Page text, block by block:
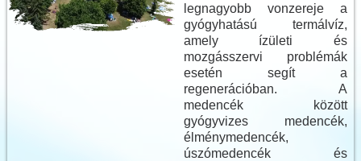
legnagyobb vonzereje a
gyógyhatású termálvíz,
amely ízületi és
mozgásszervi problémák
esetén segít a
regenerációban. A
medencék között
gyógyvizes medencék,
élménymedencék,
úszómedencék és